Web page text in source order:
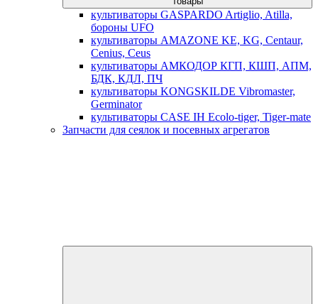
культиваторы GASPARDO Artiglio, Atilla,
бороны UFO
культиваторы AMAZONE KE, KG, Centaur,
Cenius, Ceus
культиваторы АМКОДОР КГП, КШП, АПМ,
БДК, КДЛ, ПЧ
культиваторы KONGSKILDE Vibromaster,
Germinator
культиваторы CASE IH Ecolo-tiger, Tiger-mate
Запчасти для сеялок и посевных агрегатов